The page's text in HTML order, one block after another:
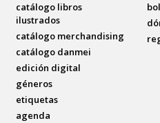
catálogo libros
ilustrados
catálogo merchandising
catálogo danmei
edición digital
géneros
etiquetas
agenda